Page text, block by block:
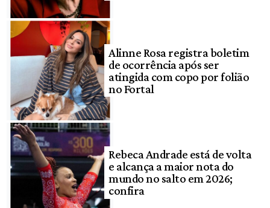
Alinne Rosa registra boletim
de ocorrência após ser
atingida com copo por folião
no Fortal
Rebeca Andrade está de volta
e alcança a maior nota do
mundo no salto em 2026;
confira